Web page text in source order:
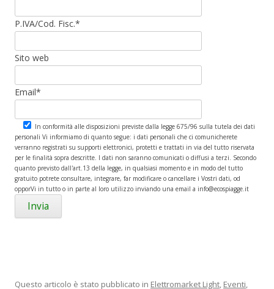
P.IVA/Cod. Fisc.*
Sito web
Email*
In conformità alle disposizioni previste dalla legge 675/96 sulla tutela dei dati
personali Vi informiamo di quanto segue: i dati personali che ci comunicherete
verranno registrati su supporti elettronici, protetti e trattati in via del tutto riservata
per le finalità sopra descritte. I dati non saranno comunicati o diffusi a terzi. Secondo
quanto previsto dall'art.13 della legge, in qualsiasi momento e in modo del tutto
gratuito potrete consultare, integrare, far modificare o cancellare i Vostri dati, od
opporVi in tutto o in parte al loro utilizzo inviando una email a info@ecospiagge.it
Questo articolo è stato pubblicato in Elettromarket Light, Eventi,